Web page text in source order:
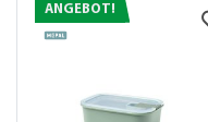
ANGEBOT!